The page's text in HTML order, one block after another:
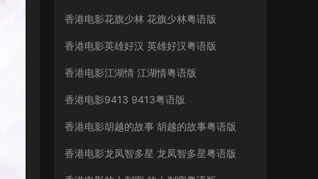
香港电影花旗少林 花旗少林粤语版
香港电影英雄好汉 英雄好汉粤语版
香港电影江湖情 江湖情粤语版
香港电影9413 9413粤语版
香港电影胡越的故事 胡越的故事粤语版
香港电影龙凤智多星 龙凤智多星粤语版